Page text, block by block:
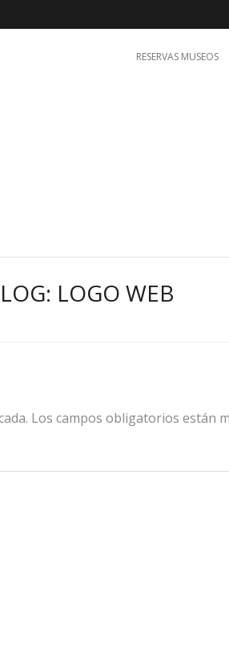
RESERVAS MUSEOS
LOGO WEB
Los campos obligatorios están